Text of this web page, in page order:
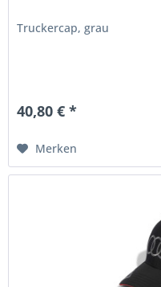
Truckercap, grau
40,80 € *
Merken